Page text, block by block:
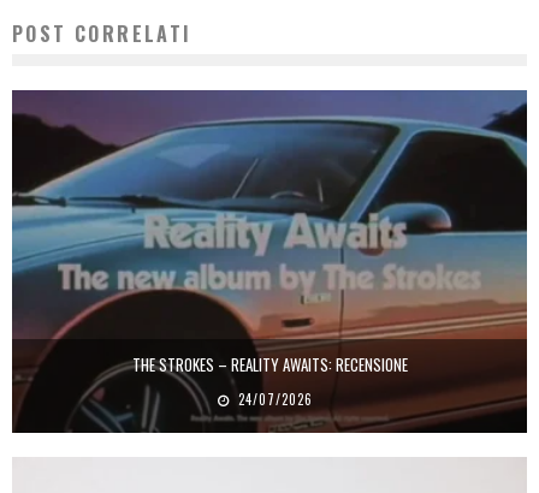
POST CORRELATI
THE STROKES – REALITY AWAITS: RECENSIONE
24/07/2026